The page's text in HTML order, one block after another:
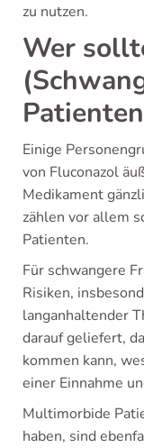
zu nutzen.
Wer
Einige
von Fluconazol
Medikament
zählen vor allem
Patienten.
Für schwangere
Risiken,
langanhaltender
darauf geliefert,
kommen kann,
einer Einnahme
Multimorbide
haben, sind